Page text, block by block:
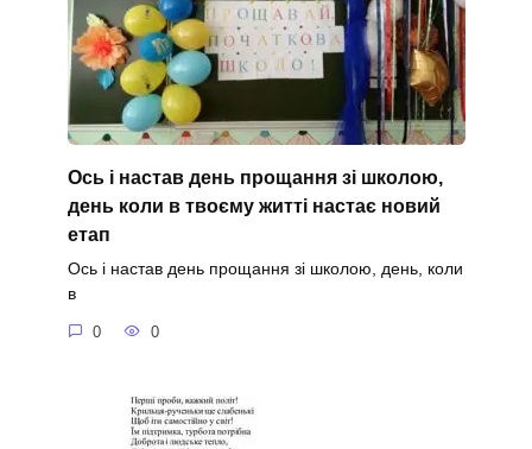
Ось і настав день прощання зі школою,
день коли в твоєму житті настає новий
етап
Ось і настав день прощання зі школою, день, коли
в
0 0